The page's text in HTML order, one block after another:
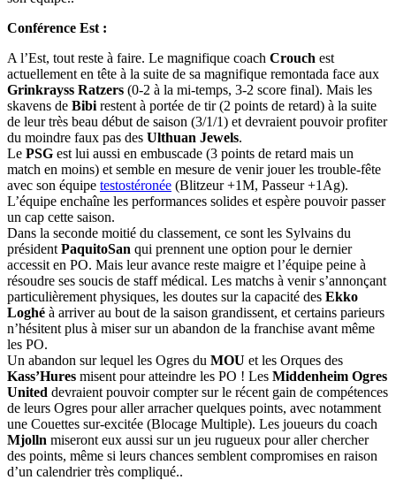
Conférence Est :
A l’Est, tout reste à faire. Le magnifique coach Crouch est
actuellement en tête à la suite de sa magnifique remontada face aux
Grinkrayss Ratzers (0-2 à la mi-temps, 3-2 score final). Mais les
skavens de Bibi restent à portée de tir (2 points de retard) à la suite
de leur très beau début de saison (3/1/1) et devraient pouvoir profiter
du moindre faux pas des Ulthuan Jewels.
Le PSG est lui aussi en embuscade (3 points de retard mais un
match en moins) et semble en mesure de venir jouer les trouble-fête
avec son équipe testostéronée (Blitzeur +1M, Passeur +1Ag).
L’équipe enchaîne les performances solides et espère pouvoir passer
un cap cette saison.
Dans la seconde moitié du classement, ce sont les Sylvains du
président PaquitoSan qui prennent une option pour le dernier
accessit en PO. Mais leur avance reste maigre et l’équipe peine à
résoudre ses soucis de staff médical. Les matchs à venir s’annonçant
particulièrement physiques, les doutes sur la capacité des Ekko
Loghé à arriver au bout de la saison grandissent, et certains parieurs
n’hésitent plus à miser sur un abandon de la franchise avant même
les PO.
Un abandon sur lequel les Ogres du MOU et les Orques des
Kass’Hures misent pour atteindre les PO ! Les Middenheim Ogres
United devraient pouvoir compter sur le récent gain de compétences
de leurs Ogres pour aller arracher quelques points, avec notamment
une Couettes sur-excitée (Blocage Multiple). Les joueurs du coach
Mjolln miseront eux aussi sur un jeu rugueux pour aller chercher
des points, même si leurs chances semblent compromises en raison
d’un calendrier très compliqué..